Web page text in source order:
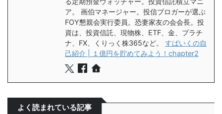
ア。 画伯マネージャー。投信ブロガーが選ぶ
FOY懇親会実行委員。恐妻家友の会会長。投
資は、投資信託、現物株、ETF、金、プラチ
ナ、FX、くりっく株365など。 すぱいくの自
己紹介 | １億円を貯めてみよう！chapter2
よく読まれている記事